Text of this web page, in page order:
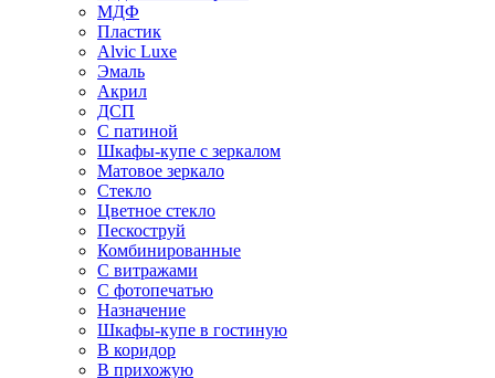
МДФ
Пластик
Alvic Luxe
Эмаль
Акрил
ДСП
С патиной
Шкафы-купе с зеркалом
Матовое зеркало
Стекло
Цветное стекло
Пескоструй
Комбинированные
С витражами
С фотопечатью
Назначение
Шкафы-купе в гостиную
В коридор
В прихожую